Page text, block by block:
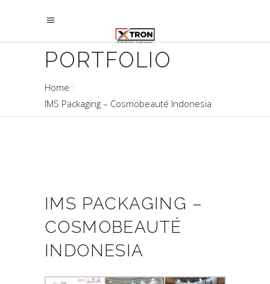
PORTFOLIO
Home
IMS Packaging – Cosmobeauté Indonesia
IMS PACKAGING –
COSMOBEAUTÉ
INDONESIA